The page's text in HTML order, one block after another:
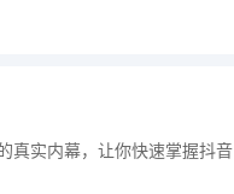
真实内幕，让你快速掌握抖音